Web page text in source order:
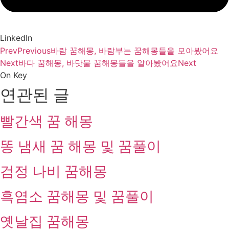
LinkedIn
PrevPrevious바람 꿈해몽, 바람부는 꿈해몽들을 모아봤어요
Next바다 꿈해몽, 바닷물 꿈해몽들을 알아봤어요Next
On Key
연관된 글
빨간색 꿈 해몽
똥 냄새 꿈 해몽 및 꿈풀이
검정 나비 꿈해몽
흑염소 꿈해몽 및 꿈풀이
옛날집 꿈해몽